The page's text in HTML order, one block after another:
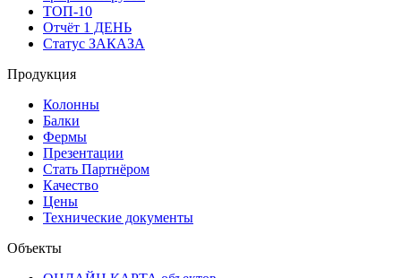
ТОП-10
Отчёт 1 ДЕНЬ
Статус ЗАКАЗА
Продукция
Колонны
Балки
Фермы
Презентации
Стать Партнёром
Качество
Цены
Технические документы
Объекты